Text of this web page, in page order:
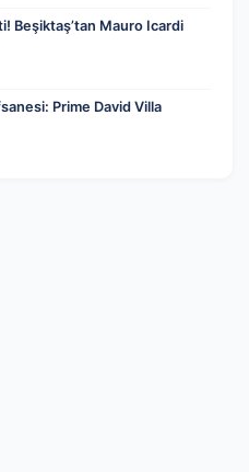
Beşiktaş’tan Mauro Icardi
Prime David Villa